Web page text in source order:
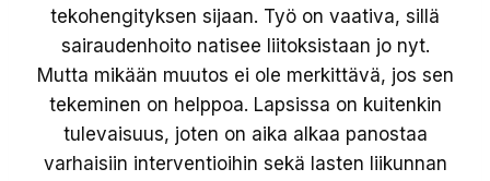
tekohengityksen sijaan. Työ on vaativa, sillä
sairaudenhoito natisee liitoksistaan jo nyt.
Mutta mikään muutos ei ole merkittävä, jos sen
tekeminen on helppoa. Lapsissa on kuitenkin
tulevaisuus, joten on aika alkaa panostaa
varhaisiin interventioihin sekä lasten liikunnan